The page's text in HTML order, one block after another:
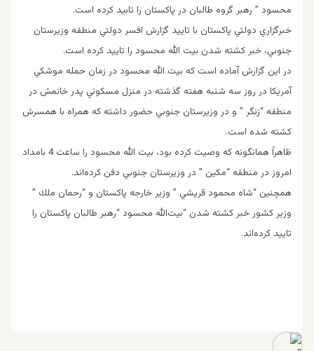
محسود ” رهبر گروه طالبان در پاكستان را تابيد كرده است.
خبرگزاري دولتي پاكستان با تاييد گزارش افسر دولتي منطقه وزيرستان
جنوبي، خبر كشته شدن بيت الله محسود را تاييد كرده است.
در اين گزارش آماده است كه بيت الله محسود در زمان حمله موشكي
آمريكا در روز سه شنبه هفته گذشته در منزل مسكوني پدر خانمش در
منطقه “زنگر ” و در وزيرستان جنوبي حضور داشته كه همراه با همسرش
كشته شده است.
ظاهراً همانگونه كه وصيت كرده بود، بيت الله محسود را ساعت 4 بامداد
امروز در منطقه “مكين ” در وزيرستان جنوبي دفن كرده‌اند.
همچنين “شاه محمود قريشي ” وزير خارجه پاكستان و “رحمان ملك ”
وزير كشور خبر كشته شدن “بيت‌الله محسود “رهبر طالبان پاكستان را
تاييد كرده‌اند.